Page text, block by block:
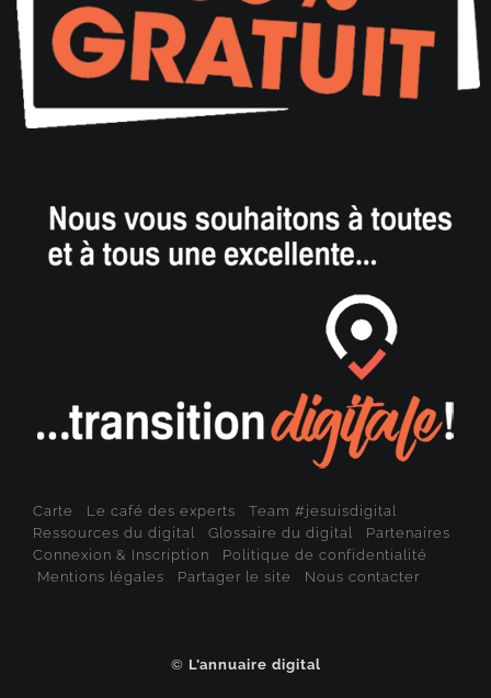
Carte Le café des experts
Team #jesuisdigital
Ressources du digital
Glossaire du digital
Partenaires
Connexion & Inscription
Politique de confidentialité
Mentions légales
Partager le site Nous contacter
© L’annuaire digital